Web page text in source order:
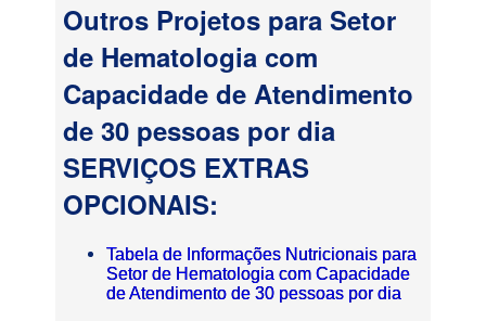
Outros Projetos para Setor
de Hematologia com
Capacidade de Atendimento
de 30 pessoas por dia
SERVIÇOS EXTRAS
OPCIONAIS:
Tabela de Informações Nutricionais para
Setor de Hematologia com Capacidade
de Atendimento de 30 pessoas por dia